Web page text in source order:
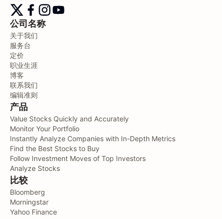
公司名称
关于我们
服务台
定价
职业生涯
博客
联系我们
编辑准则
产品
Value Stocks Quickly and Accurately
Monitor Your Portfolio
Instantly Analyze Companies with In-Depth Metrics
Find the Best Stocks to Buy
Follow Investment Moves of Top Investors
Analyze Stocks
比较
Bloomberg
Morningstar
Yahoo Finance